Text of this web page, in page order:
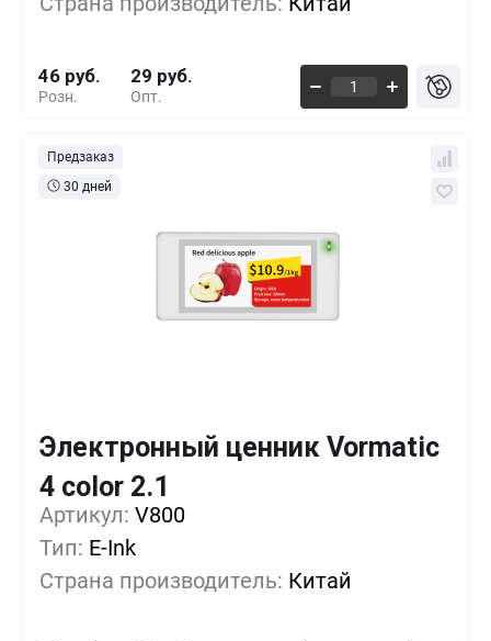
Розн.
46 руб.
Опт.
29 руб.
1000+ -30%
Предзаказ
30 дней
Электронный ценник Vormatic
4 color 2.1
Артикул: V800
Тип: E-Ink
Страна производитель: Китай
1+ 0%
500+
1000+ -31%